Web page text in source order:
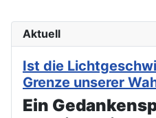
Aktuell
Ist die
Grenze unserer
Ein